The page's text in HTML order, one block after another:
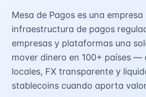
Mesa de Pagos es una empresa
infraestructura de pagos
empresas y plataformas una
mover dinero en 100+ países —
locales, FX transparente y
stablecoins cuando aporta